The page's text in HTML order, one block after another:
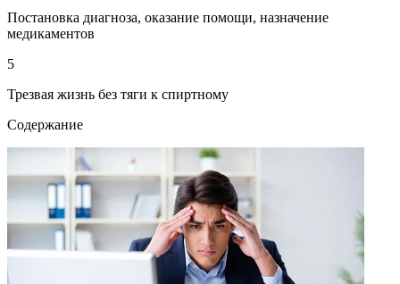
Постановка диагноза, оказание помощи, назначение
медикаментов
5
Трезвая жизнь без тяги к спиртному
Содержание